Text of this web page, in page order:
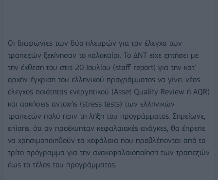
Οι διαφωνίες των δύο πλευρών για τον έλεγχο των
τραπεζών ξεκίνησαν το καλοκαίρι. Το ΔΝΤ είχε ζητήσει με
την έκθεση του στις 20 Ιουλίου (staff report) για την κατ'
αρχήν έγκριση του ελληνικού προγράμματος να γίνει νέος
έλεγχος ποιότητας ενεργητικού (Asset Quality Review ή AQR)
και ασκήσεις αντοχής (stress tests) των ελληνικών
τραπεζών πολύ πριν τη λήξη του προγράμματος. Σημείωνε,
επίσης, ότι αν προέκυπταν κεφαλαιακές ανάγκες, θα έπρεπε
να χρησιμοποιηθούν τα κεφάλαια που προβλέπονται από το
τρίτο πρόγραμμα για την ανακεφαλαιοποίηση των τραπεζών
έως το τέλος του προγράμματος.